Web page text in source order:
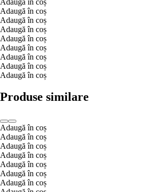
Adaugă în coș
Adaugă în coș
Adaugă în coș
Adaugă în coș
Adaugă în coș
Adaugă în coș
Adaugă în coș
Adaugă în coș
Adaugă în coș
Produse similare
Adaugă în coș
Adaugă în coș
Adaugă în coș
Adaugă în coș
Adaugă în coș
Adaugă în coș
Adaugă în coș